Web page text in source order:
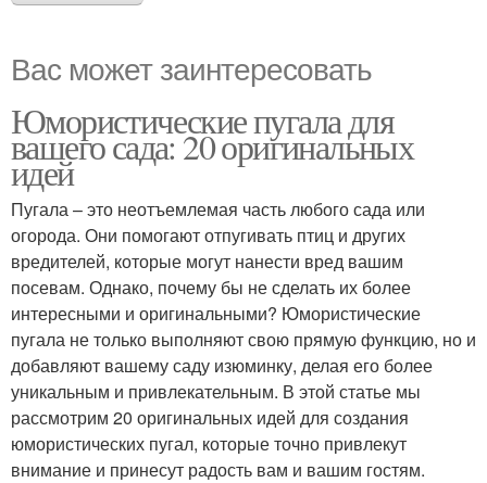
Вас может заинтересовать
Юмористические пугала для
вашего сада: 20 оригинальных
идей
Пугала – это неотъемлемая часть любого сада или
огорода. Они помогают отпугивать птиц и других
вредителей, которые могут нанести вред вашим
посевам. Однако, почему бы не сделать их более
интересными и оригинальными? Юмористические
пугала не только выполняют свою прямую функцию, но и
добавляют вашему саду изюминку, делая его более
уникальным и привлекательным. В этой статье мы
рассмотрим 20 оригинальных идей для создания
юмористических пугал, которые точно привлекут
внимание и принесут радость вам и вашим гостям.